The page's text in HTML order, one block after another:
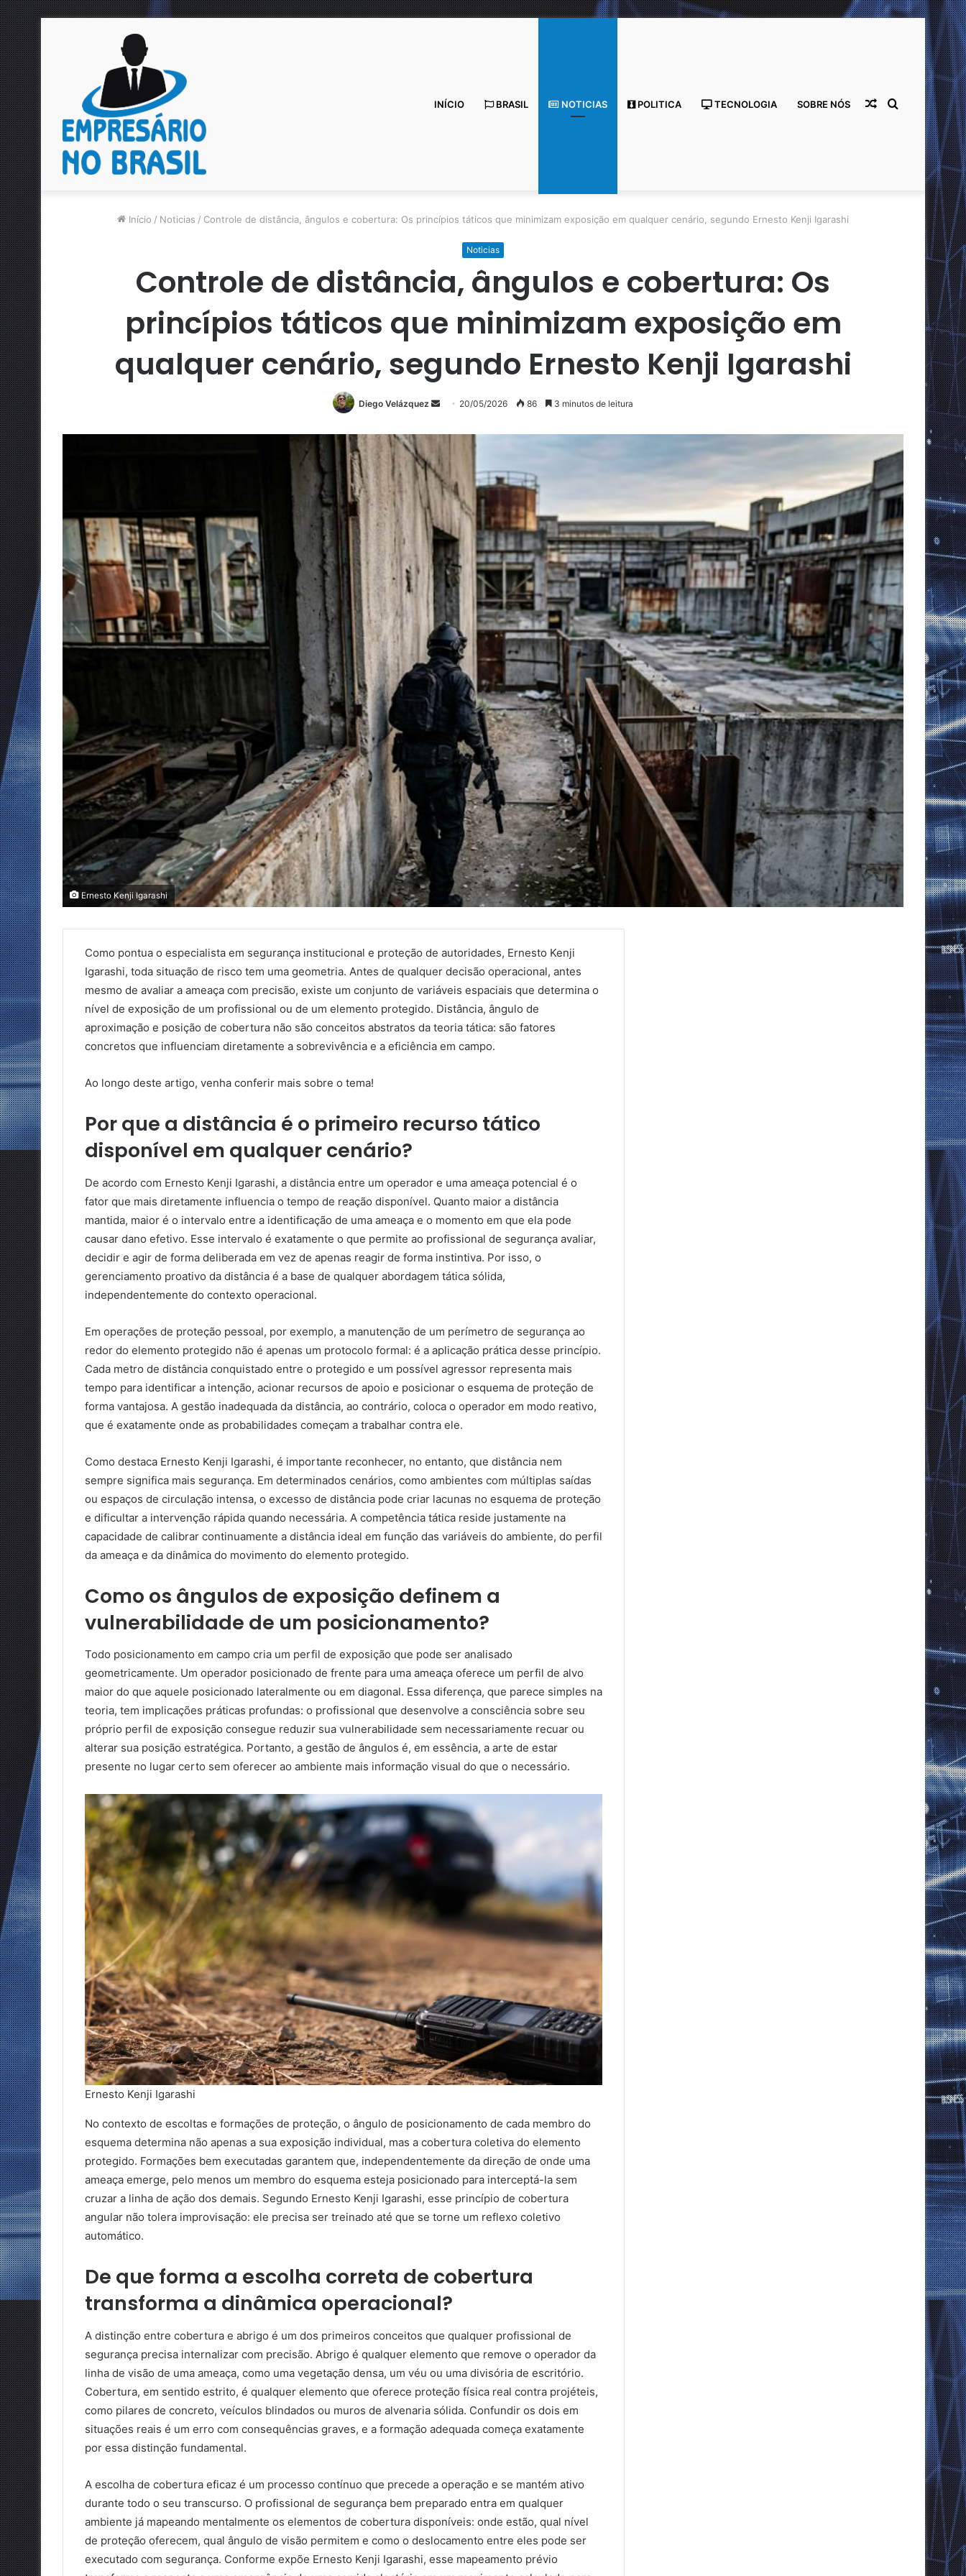
INÍCIO BRASIL NOTICIAS POLITICA TECNOLOGIA SOBRE NÓS Procurar
Artigo
Início / Noticias / Controle de distância, ângulos e cobertura: Os princípios táticos que minimizam exposição em qualquer cenário, segundo Ernesto Kenji Igarashi
Noticias
Controle de distância, ângulos e cobertura: Os
princípios táticos que minimizam exposição em
qualquer cenário, segundo Ernesto Kenji Igarashi
Diego Velázquez
Mande
e-
20/05/2026 86 3 minutos de leitura
Ernesto Kenji Igarashi
Como pontua o especialista em segurança institucional e proteção de autoridades, Ernesto Kenji
Igarashi, toda situação de risco tem uma geometria. Antes de qualquer decisão operacional, antes
mesmo de avaliar a ameaça com precisão, existe um conjunto de variáveis espaciais que determina o
nível de exposição de um profissional ou de um elemento protegido. Distância, ângulo de
aproximação e posição de cobertura não são conceitos abstratos da teoria tática: são fatores
concretos que influenciam diretamente a sobrevivência e a eficiência em campo.
Ao longo deste artigo, venha conferir mais sobre o tema!
Por que a distância é o primeiro recurso tático
disponível em qualquer cenário?
De acordo com Ernesto Kenji Igarashi, a distância entre um operador e uma ameaça potencial é o
fator que mais diretamente influencia o tempo de reação disponível. Quanto maior a distância
mantida, maior é o intervalo entre a identificação de uma ameaça e o momento em que ela pode
causar dano efetivo. Esse intervalo é exatamente o que permite ao profissional de segurança avaliar,
decidir e agir de forma deliberada em vez de apenas reagir de forma instintiva. Por isso, o
gerenciamento proativo da distância é a base de qualquer abordagem tática sólida,
independentemente do contexto operacional.
Em operações de proteção pessoal, por exemplo, a manutenção de um perímetro de segurança ao
redor do elemento protegido não é apenas um protocolo formal: é a aplicação prática desse princípio.
Cada metro de distância conquistado entre o protegido e um possível agressor representa mais
tempo para identificar a intenção, acionar recursos de apoio e posicionar o esquema de proteção de
forma vantajosa. A gestão inadequada da distância, ao contrário, coloca o operador em modo reativo,
que é exatamente onde as probabilidades começam a trabalhar contra ele.
Como destaca Ernesto Kenji Igarashi, é importante reconhecer, no entanto, que distância nem
sempre significa mais segurança. Em determinados cenários, como ambientes com múltiplas saídas
ou espaços de circulação intensa, o excesso de distância pode criar lacunas no esquema de proteção
e dificultar a intervenção rápida quando necessária. A competência tática reside justamente na
capacidade de calibrar continuamente a distância ideal em função das variáveis do ambiente, do perfil
da ameaça e da dinâmica do movimento do elemento protegido.
Como os ângulos de exposição definem a
vulnerabilidade de um posicionamento?
Todo posicionamento em campo cria um perfil de exposição que pode ser analisado
geometricamente. Um operador posicionado de frente para uma ameaça oferece um perfil de alvo
maior do que aquele posicionado lateralmente ou em diagonal. Essa diferença, que parece simples na
teoria, tem implicações práticas profundas: o profissional que desenvolve a consciência sobre seu
próprio perfil de exposição consegue reduzir sua vulnerabilidade sem necessariamente recuar ou
alterar sua posição estratégica. Portanto, a gestão de ângulos é, em essência, a arte de estar
presente no lugar certo sem oferecer ao ambiente mais informação visual do que o necessário.
Ernesto Kenji Igarashi
No contexto de escoltas e formações de proteção, o ângulo de posicionamento de cada membro do
esquema determina não apenas a sua exposição individual, mas a cobertura coletiva do elemento
protegido. Formações bem executadas garantem que, independentemente da direção de onde uma
ameaça emerge, pelo menos um membro do esquema esteja posicionado para interceptá-la sem
cruzar a linha de ação dos demais. Segundo Ernesto Kenji Igarashi, esse princípio de cobertura
angular não tolera improvisação: ele precisa ser treinado até que se torne um reflexo coletivo
automático.
De que forma a escolha correta de cobertura
transforma a dinâmica operacional?
A distinção entre cobertura e abrigo é um dos primeiros conceitos que qualquer profissional de
segurança precisa internalizar com precisão. Abrigo é qualquer elemento que remove o operador da
linha de visão de uma ameaça, como uma vegetação densa, um véu ou uma divisória de escritório.
Cobertura, em sentido estrito, é qualquer elemento que oferece proteção física real contra projéteis,
como pilares de concreto, veículos blindados ou muros de alvenaria sólida. Confundir os dois em
situações reais é um erro com consequências graves, e a formação adequada começa exatamente
por essa distinção fundamental.
A escolha de cobertura eficaz é um processo contínuo que precede a operação e se mantém ativo
durante todo o seu transcurso. O profissional de segurança bem preparado entra em qualquer
ambiente já mapeando mentalmente os elementos de cobertura disponíveis: onde estão, qual nível
de proteção oferecem, qual ângulo de visão permitem e como o deslocamento entre eles pode ser
executado com segurança. Conforme expõe Ernesto Kenji Igarashi, esse mapeamento prévio